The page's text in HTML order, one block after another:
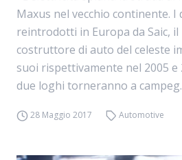
Maxus nel vecchio continente.
reintrodotti in Europa da Saic,
costruttore di auto del celeste
suoi rispettivamente nel 2005 e
due loghi torneranno a
28 Maggio 2017 Automotive